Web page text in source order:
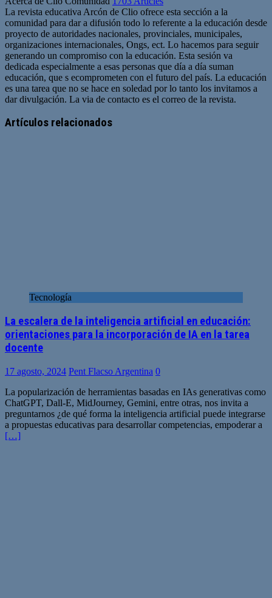
La revista educativa Arcón de Clio ofrece esta sección a la
comunidad para dar a difusión todo lo referente a la educación desde
proyecto de autoridades nacionales, provinciales, municipales,
organizaciones internacionales, Ongs, ect. Lo hacemos para seguir
generando un compromiso con la educación. Esta sesión va
dedicada especialmente a esas personas que día a día suman
educación, que s ecomprometen con el futuro del país. La educación
es una tarea que no se hace en soledad por lo tanto los invitamos a
dar divulgación. La via de contacto es el correo de la revista.
web
Artículos relacionados
Tecnología
La escalera de la inteligencia artificial en educación:
orientaciones para la incorporación de IA en la tarea
docente
17 agosto, 2024 Pent Flacso Argentina 0
La popularización de herramientas basadas en IAs generativas como
ChatGPT, Dall-E, MidJourney, Gemini, entre otras, nos invita a
preguntarnos ¿de qué forma la inteligencia artificial puede integrarse
a propuestas educativas para desarrollar competencias, empoderar a
[…]